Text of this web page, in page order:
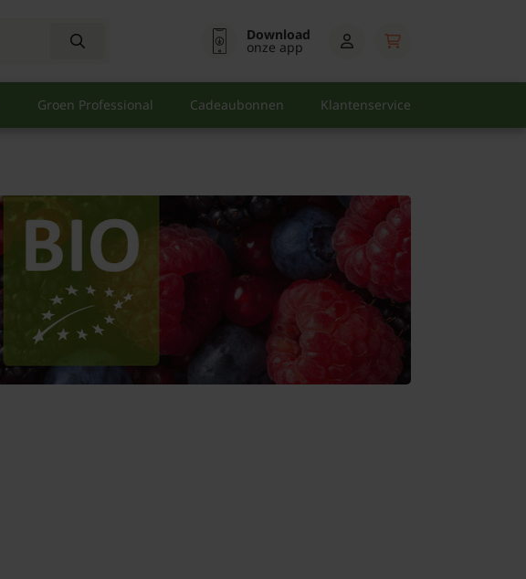
Download
onze app
Groen Professional Cadeaubonnen Klantenservice